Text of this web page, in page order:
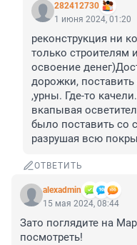
282412730
1 июня 2024, 01:20
реконструкция ни
только строителям
освоение
дорожки,
,урны. Где-то
вкапывая
было поставить со
разрушая всю
ОТВЕТИТЬ
alexadmin
15 мая 2024, 08:44
Зато поглядите на
посмотреть!